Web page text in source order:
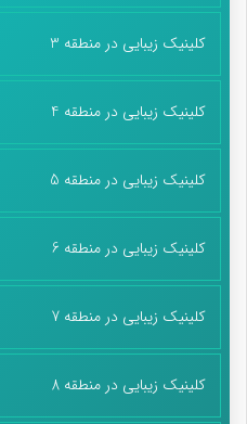
کلینیک زیبایی در منطقه 3
کلینیک زیبایی در منطقه 4
کلینیک زیبایی در منطقه 5
کلینیک زیبایی در منطقه 6
کلینیک زیبایی در منطقه 7
کلینیک زیبایی در منطقه 8